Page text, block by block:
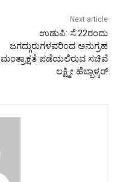
Next article
ಉಡುಪಿ: ಸೆ.22ರಂದು
ಜಗದ್ಗುರುಗಳವರಿಂದ ಅನುಗ್ರಹ
ಮಂತ್ರಾಕ್ಷತೆ ಪಡೆಯಲಿರುವ ಸಚಿವೆ
ಲಕ್ಷ್ಮೀ ಹೆಬ್ಬಾಳ್ಕರ್